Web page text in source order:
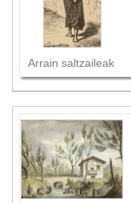
Arrain saltzaileak